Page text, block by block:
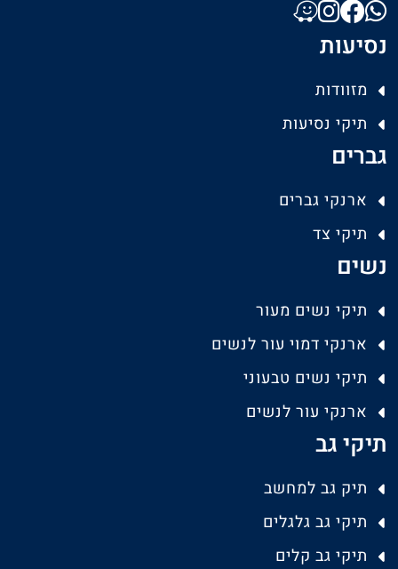
נסיעות
מזוודות
תיקי נסיעות
גברים
ארנקי גברים
תיקי צד
נשים
תיקי נשים מעור
ארנקי דמוי עור לנשים
תיקי נשים טבעוני
ארנקי עור לנשים
תיקי גב
תיק גב למחשב
תיקי גב גלגלים
תיקי גב קלים